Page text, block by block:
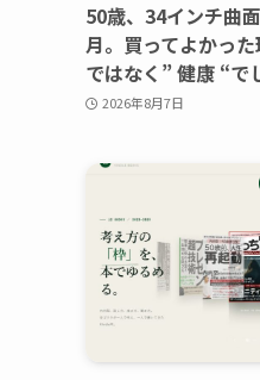
50歳、34インチ曲
月。買ってよかっ
ではなく” 健康 “で
2026年8月7日